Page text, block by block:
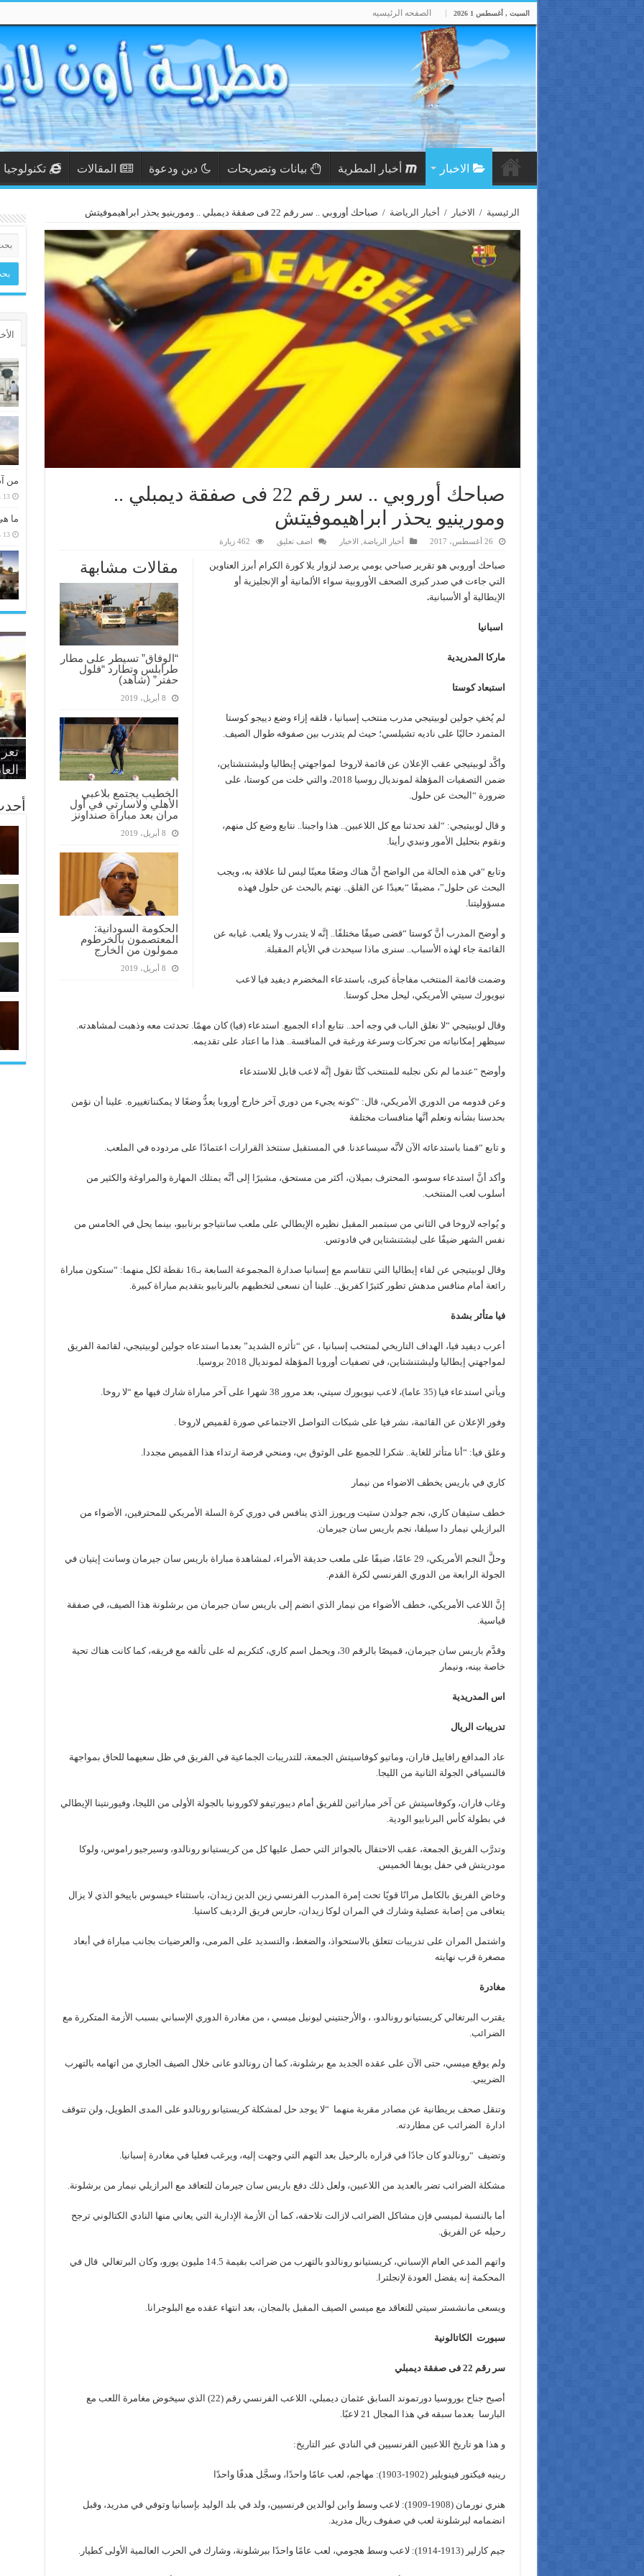
السبت , أغسطس 1 2026 الصفحه الرئيسيه
الاخبار أخبار المطرية بيانات وتصريحات دين ودعوة المقالات تكنولوجيا
الرئيسية / الاخبار / أخبار الرياضة / صباحك أوروبي .. سر رقم 22 فى صفقة ديمبلي .. ومورينيو يحذر ابراهيموفيتش
صباحك أوروبي .. سر رقم 22 فى صفقة ديمبلي ..
ومورينيو يحذر ابراهيموفيتش
26 أغسطس، 2017 أخبار الرياضة الاخبار اضف تعليق 462 زيارة
مقالات مشابهة
“الوفاق” تسيطر على مطار
طرابلس وتطارد “فلول
حفتر” (شاهد)
8 أبريل، 2019
الخطيب يجتمع بلاعبي
الأهلي ولاسارتي في أول
مران بعد مباراة صنداونز
8 أبريل، 2019
الحكومة السودانية:
المعتصمون بالخرطوم
ممولون من الخارج
8 أبريل، 2019
صباحك أوروبي هو تقرير صباحي يومي يرصد لزوار يلا كورة الكرام أبرز العناوين
التي جاءت في صدر كبرى الصحف الأوروبية سواء الألمانية أو الإنجليزية أو
الإيطالية أو الأسبانية.
اسبانيا
ماركا المدريدية
استبعاد كوستا
لم يُخفِ جولين لوبيتيجي مدرب منتخب إسبانيا ، قلقه إزاء وضع دييجو كوستا
المتمرد حاليًا على ناديه تشيلسي؛ حيث لم يتدرب بين صفوفه طوال الصيف.
وأكَّد لوبيتيجي عقب الإعلان عن قائمة لاروخا لمواجهتي إيطاليا وليشتنشتاين،
ضمن التصفيات المؤهلة لمونديال روسيا 2018، والتي خلت من كوستا، على
ضرورة “البحث عن حلول.
و قال لوبيتيجي: “لقد تحدثنا مع كل اللاعبين.. هذا واجبنا.. نتابع وضع كل منهم،
ونقوم بتحليل الأمور ونبدي رأينا.
وتابع “في هذه الحالة من الواضح أنَّ هناك وضعًا معينًا ليس لنا علاقة به، ويجب
البحث عن حلول”، مضيفًا “بعيدًا عن القلق.. نهتم بالبحث عن حلول فهذه
مسؤوليتنا.
و أوضح المدرب أنَّ كوستا “قضى صيفًا مختلفًا.. إنَّه لا يتدرب ولا يلعب. غيابه عن
القائمة جاء لهذه الأسباب.. سنرى ماذا سيحدث في الأيام المقبلة.
وضمت قائمة المنتخب مفاجأة كبرى، باستدعاء المخضرم ديفيد فيا لاعب
نيويورك سيتي الأمريكي، ليحل محل كوستا.
وقال لوبيتيجي “لا نغلق الباب في وجه أحد.. نتابع أداء الجميع. استدعاء (فيا) كان مهمًا. تحدثت معه وذهبت لمشاهدته.
سيظهر إمكانياته من تحركات وسرعة ورغبة في المنافسة.. هذا ما اعتاد على تقديمه.
وأوضح “عندما لم نكن نجلبه للمنتخب كنَّا نقول إنَّه لاعب قابل للاستدعاء
وعن قدومه من الدوري الأمريكي، قال: “كونه يجيء من دوري آخر خارج أوروبا يعدُّ وضعًا لا يمكنناتغييره. علينا أن نؤمن
بحدسنا بشأنه ونعلم أنَّها منافسات مختلفة
و تابع “قمنا باستدعائه الآن لأنَّه سيساعدنا. في المستقبل سنتخذ القرارات اعتمادًا على مردوده في الملعب.
وأكد أنَّ استدعاء سوسو، المحترف بميلان، أكثر من مستحق، مشيرًا إلى أنَّه يمتلك المهارة والمراوغة والكثير من
أسلوب لعب المنتخب.
و يُواجه لاروخا في الثاني من سبتمبر المقبل نظيره الإيطالي على ملعب سانتياجو برنابيو، بينما يحل في الخامس من
نفس الشهر ضيفًا على ليشتنشتاين في فادوتس.
وقال لوبيتيجي عن لقاء إيطاليا التي تتقاسم مع إسبانيا صدارة المجموعة السابعة بـ16 نقطة لكل منهما: “ستكون مباراة
رائعة أمام منافس مدهش تطور كثيرًا كفريق.. علينا أن نسعى لتخطيهم بالبرنابيو بتقديم مباراة كبيرة.
فيا متأثر بشدة
أعرب ديفيد فيا، الهداف التاريخي لمنتخب إسبانيا ، عن “تأثره الشديد” بعدما استدعاه جولين لوبيتيجي، لقائمة الفريق
لمواجهتي إيطاليا وليشتنشتاين، في تصفيات أوروبا المؤهلة لمونديال 2018 بروسيا.
ويأتي استدعاء فيا (35 عاما)، لاعب نيويورك سيتي، بعد مرور 38 شهرا على آخر مباراة شارك فيها مع “لا روخا.
وفور الإعلان عن القائمة، نشر فيا على شبكات التواصل الاجتماعي صورة لقميص لاروخا .
وعلق فيا: “أنا متأثر للغاية.. شكرا للجميع على الوثوق بي، ومنحي فرصة ارتداء هذا القميص مجددا.
كاري في باريس يخطف الاضواء من نيمار
خطف ستيفان كاري، نجم جولدن ستيت وريورز الذي ينافس في دوري كرة السلة الأمريكي للمحترفين، الأضواء من
البرازيلي نيمار دا سيلفا، نجم باريس سان جيرمان.
وحلَّ النجم الأمريكي، 29 عامًا، ضيفًا على ملعب حديقة الأمراء، لمشاهدة مباراة باريس سان جيرمان وسانت إيتيان في
الجولة الرابعة من الدوري الفرنسي لكرة القدم.
إنَّ اللاعب الأمريكي، خطف الأضواء من نيمار الذي انضم إلى باريس سان جيرمان من برشلونة هذا الصيف، في صفقة
قياسية.
وقدَّم باريس سان جيرمان، قميصًا بالرقم 30، ويحمل اسم كاري، كتكريم له على تألقه مع فريقه، كما كانت هناك تحية
خاصة بينه، ونيمار
اس المدريدية
تدريبات الريال
عاد المدافع رافاييل فاران، وماتيو كوفاسيتش الجمعة، للتدريبات الجماعية في الفريق في ظل سعيهما للحاق بمواجهة
فالنسيافي الجولة الثانية من الليجا.
وغاب فاران، وكوفاسيتش عن آخر مباراتين للفريق أمام ديبورتيفو لاكورونيا بالجولة الأولى من الليجا، وفيورنتينا الإيطالي
في بطولة كأس البرنابيو الودية.
وتدرَّب الفريق الجمعة، عقب الاحتفال بالجوائز التي حصل عليها كل من كريستيانو رونالدو، وسيرجيو راموس، ولوكا
مودريتش في حفل يويفا الخميس.
وخاض الفريق بالكامل مرانًا قويًا تحت إمرة المدرب الفرنسي زين الدين زيدان، باستثناء خيسوس باييخو الذي لا يزال
يتعافى من إصابة عضلية وشارك في المران لوكا زيدان، حارس فريق الرديف كاستيا.
واشتمل المران على تدريبات تتعلق بالاستحواذ، والضغط، والتسديد على المرمى، والعرضيات بجانب مباراة في أبعاد
مصغرة قرب نهايته
مغادرة
يقترب البرتغالي كريستيانو رونالدو، ، والأرجنتيني ليونيل ميسي ، من مغادرة الدوري الإسباني بسبب الأزمة المتكررة مع
الضرائب.
ولم يوقع ميسي، حتى الآن على عقده الجديد مع برشلونة، كما أن رونالدو عانى خلال الصيف الجاري من اتهامه بالتهرب
الضريبي.
وتنقل صحف بريطانية عن مصادر مقربة منهما “لا يوجد حل لمشكلة كريستيانو رونالدو على المدى الطويل، ولن تتوقف
ادارة الضرائب عن مطاردته.
وتضيف “رونالدو كان جادًا في قراره بالرحيل بعد التهم التي وجهت إليه، ويرغب فعليا في مغادرة إسبانيا.
مشكلة الضرائب تضر بالعديد من اللاعبين، ولعل ذلك دفع باريس سان جيرمان للتعاقد مع البرازيلي نيمار من برشلونة.
أما بالنسبة لميسي فإن مشاكل الضرائب لازالت تلاحقه، كما أن الأزمة الإدارية التي يعاني منها النادي الكتالوني ترجح
رحيله عن الفريق.
واتهم المدعي العام الإسباني، كريستيانو رونالدو بالتهرب من ضرائب بقيمة 14.5 مليون يورو، وكان البرتغالي قال في
المحكمة إنه يفضل العودة لإنجلترا.
ويسعى مانشستر سيتي للتعاقد مع ميسي الصيف المقبل بالمجان، بعد انتهاء عقده مع البلوجرانا.
سبورت الكاتالونية
سر رقم 22 فى صفقة ديمبلي
أصبح جناح بوروسيا دورتموند السابق عثمان ديمبلي، اللاعب الفرنسي رقم (22) الذي سيخوض مغامرة اللعب مع
البارسا بعدما سبقه في هذا المجال 21 لاعبًا.
و هذا هو تاريخ اللاعبين الفرنسيين في النادي عبر التاريخ:
رينيه فيكتور فينويلير (1902-1903): مهاجم، لعب عامًا واحدًا، وسجَّل هدفًا واحدًا
هنري نورمان (1908-1909): لاعب وسط وابن لوالدين فرنسيين، ولد في بلد الوليد بإسبانيا وتوفي في مدريد، وقبل
انضمامه لبرشلونة لعب في صفوف ريال مدريد.
جيم كارلير (1913-1914): لاعب وسط هجومي، لعب عامًا واحدًا ببرشلونة، وشارك في الحرب العالمية الأولى كطيار.
من
13 مارس، 2026
ما
13 مارس، 2026